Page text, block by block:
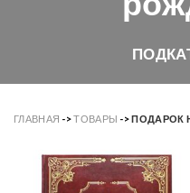
ГЛАВНАЯ ->ТОВАРЫ ->ПОДАРОК